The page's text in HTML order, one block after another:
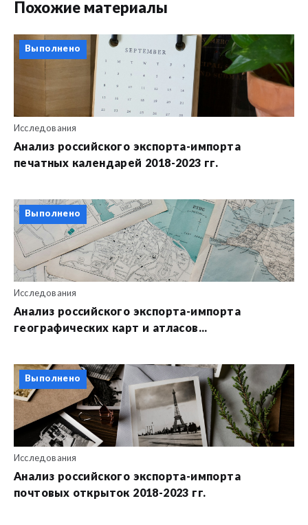
Похожие материалы
Выполнено
Исследования
Анализ российского экспорта-импорта
печатных календарей 2018-2023 гг.
Выполнено
Исследования
Анализ российского экспорта-импорта
географических карт и атласов...
Выполнено
Исследования
Анализ российского экспорта-импорта
почтовых открыток 2018-2023 гг.